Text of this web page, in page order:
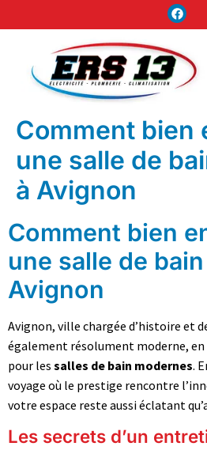
Comment bien
une salle de
à Avignon
Comment bien
une salle de
Avignon
Avignon, ville chargée d’histoire et
également résolument moderne,
pour les salles de bain modernes.
voyage où le prestige rencontre
votre espace reste aussi éclatant
Les secrets d’un